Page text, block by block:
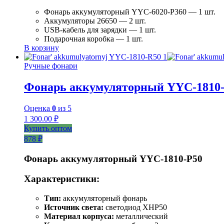
Фонарь аккумуляторный YYC-6020-P360 — 1 шт.
Аккумуляторы 26650 — 2 шт.
USB-кабель для зарядки — 1 шт.
Подарочная коробка — 1 шт.
В корзину
Ручные фонари
Фонарь аккумуляторный YYC-
Оценка 0 из 5
1 300.00 ₽
Купить оптом
878 ₽
Фонарь аккумуляторный YYC-1810-P50
Характеристики:
Тип: аккумуляторный фонарь
Источник света: светодиод XHP50
Материал корпуса: металлический